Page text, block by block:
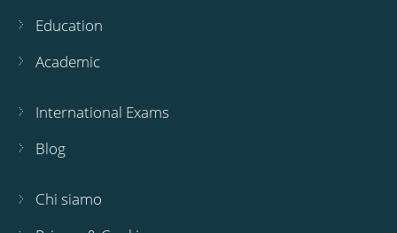
Education
Academic
International Exams
Blog
Chi siamo